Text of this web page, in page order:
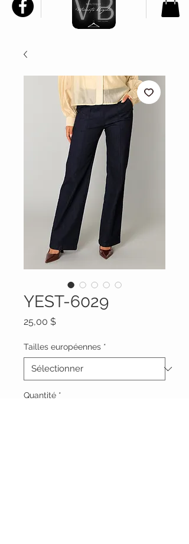
YEST-6029
25,00 $Prix
Tailles européennes *
Quantité *